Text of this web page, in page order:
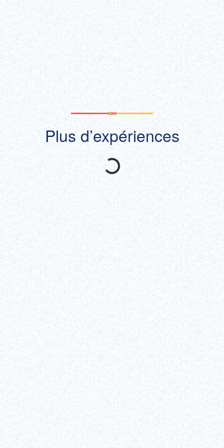
(lien externe)
Afficher tout
Plus d’expériences
Recommandé
Passez derrière le rideau de l’un des arts du spectacle les plus